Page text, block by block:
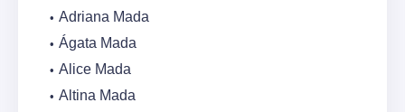
Adriana Mada
Ágata Mada
Alice Mada
Altina Mada